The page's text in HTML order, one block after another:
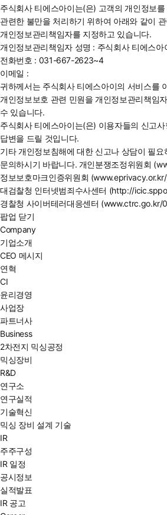
주식회사 티에스아이는(은) 고객의 개인정보
관련한 불만을 처리하기 위하여 아래와 같이
개인정보관리책임자를 지정하고 있습니다.
개인정보관리책임자 성명 : 주식회사 티에스아
전화번호 : 031-667-2623~4
이메일 :
귀하께서는 주식회사 티에스아이의 서비스를
개인정보보호 관련 민원을 개인정보관리책임
수 있습니다.
주식회사 티에스아이는(은) 이용자들의 신고
답변을 드릴 것입니다.
기타 개인정보침해에 대한 신고나 상담이 필
문의하시기 바랍니다. 개인분쟁조정위원회
정보보호마크인증위원회
대검찰청 인터넷범죄수사센터 (http://
경찰청 사이버테러대응센터
팝업 닫기
Company
기업소개
CEO 메시지
연혁
CI
윤리경영
사업장
파트너사
Business
2차전지 믹싱공정
믹싱장비
R&D
연구소
연구실적
기술혁신
믹싱 장비 설계 기술
IR
주주구성
IR 일정
공시정보
실적발표
IR 공고